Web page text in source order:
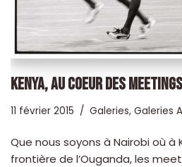
KENYA, AU COEUR DES
11 février 2015 Galeries, Galeries
Que nous soyons à Nairobi où à
frontière de l’Ouganda, les